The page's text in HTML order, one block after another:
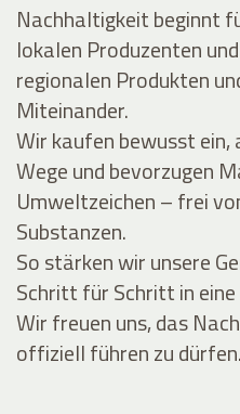
Nachhaltigkeit beginnt
lokalen Produzenten
regionalen Produkten
Miteinander.
Wir kaufen bewusst
Wege und bevorzugen
Umweltzeichen – frei
Substanzen.
So stärken wir unsere
Schritt für Schritt in
Wir freuen uns, das
offiziell führen zu dürfen.